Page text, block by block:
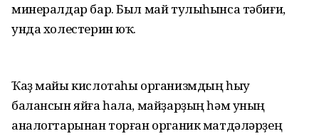
минералдар бар. Был май тулыһынса тәбиғи,
унда холестерин юҡ.
Ҡаҙ майы кислотаһы организмдың һыу
балансын яйға һала, майҙарҙың һәм уның
аналогтарынан торған органик матдәләрҙең